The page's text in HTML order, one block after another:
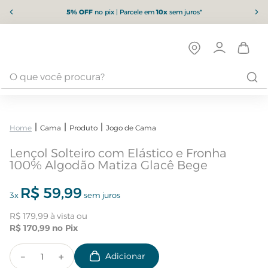
5% OFFno pix | Parcele em10xsem juros*
Cama Produto Jogo de Cama
Lençol Solteiro com Elástico e Fronha
100% Algodão Matiza Glacê Bege
3x R$ 59,99 sem juros
R$ 179,99
R$ 170,99
＋
－